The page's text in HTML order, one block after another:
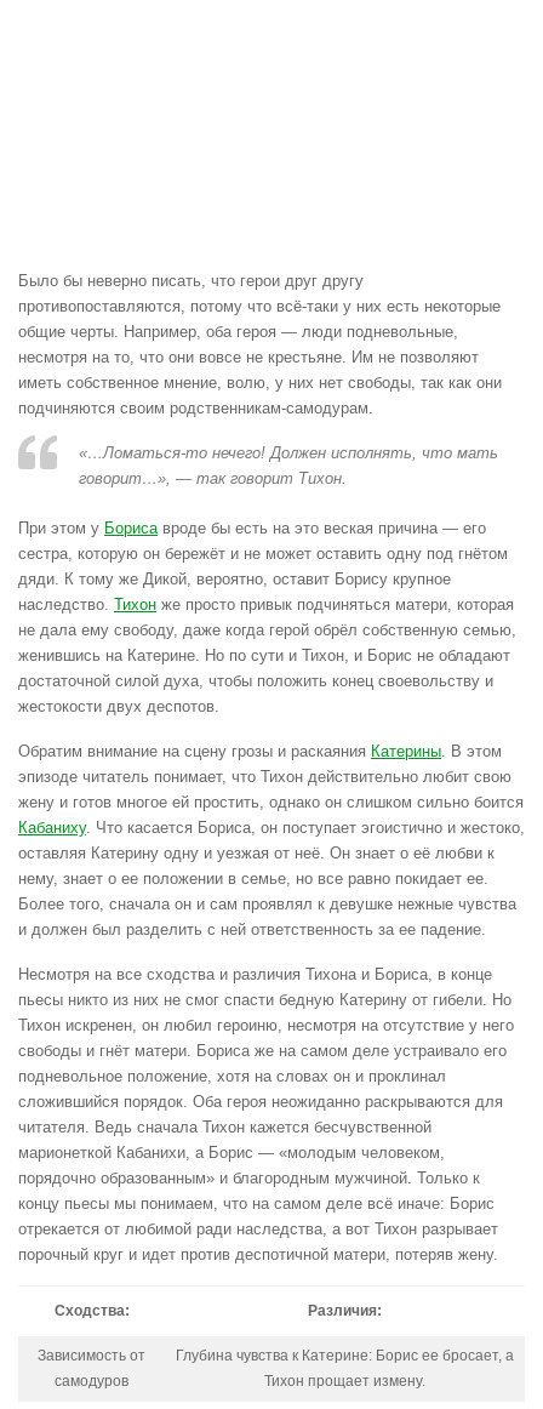
Было бы неверно писать, что герои друг другу
противопоставляются, потому что всё-таки у них есть некоторые
общие черты. Например, оба героя — люди подневольные,
несмотря на то, что они вовсе не крестьяне. Им не позволяют
иметь собственное мнение, волю, у них нет свободы, так как они
подчиняются своим родственникам-самодурам.
«…Ломаться-то нечего! Должен исполнять, что мать
говорит…», — так говорит Тихон.
При этом у Бориса вроде бы есть на это веская причина — его
сестра, которую он бережёт и не может оставить одну под гнётом
дяди. К тому же Дикой, вероятно, оставит Борису крупное
наследство. Тихон же просто привык подчиняться матери, которая
не дала ему свободу, даже когда герой обрёл собственную семью,
женившись на Катерине. Но по сути и Тихон, и Борис не обладают
достаточной силой духа, чтобы положить конец своевольству и
жестокости двух деспотов.
Обратим внимание на сцену грозы и раскаяния Катерины . В этом
эпизоде читатель понимает, что Тихон действительно любит свою
жену и готов многое ей простить, однако он слишком сильно боится
Кабаниху. Что касается Бориса, он поступает эгоистично и жестоко,
оставляя Катерину одну и уезжая от неё. Он знает о её любви к
нему, знает о ее положении в семье, но все равно покидает ее.
Более того, сначала он и сам проявлял к девушке нежные чувства
и должен был разделить с ней ответственность за ее падение.
Несмотря на все сходства и различия Тихона и Бориса, в конце
пьесы никто из них не смог спасти бедную Катерину от гибели. Но
Тихон искренен, он любил героиню, несмотря на отсутствие у него
свободы и гнёт матери. Бориса же на самом деле устраивало его
подневольное положение, хотя на словах он и проклинал
сложившийся порядок. Оба героя неожиданно раскрываются для
читателя. Ведь сначала Тихон кажется бесчувственной
марионеткой Кабанихи, а Борис — «молодым человеком,
порядочно образованным» и благородным мужчиной. Только к
концу пьесы мы понимаем, что на самом деле всё иначе: Борис
отрекается от любимой ради наследства, а вот Тихон разрывает
порочный круг и идет против деспотичной матери, потеряв жену.
Сходства: Различия:
Зависимость от
самодуров
Глубина чувства к Катерине: Борис ее бросает, а
Тихон прощает измену.